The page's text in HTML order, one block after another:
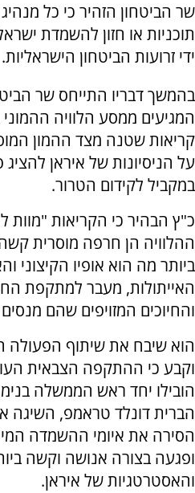
שר הביטחון הזהיר כי כל
תוכניות או חזון להשמדת
ידי זרועות הביטחון הישראליות.
בהמשך דבריו התייחס שר
המגיעים ממסע הלוויה
קריאות שטנה מצד ההמון
על הניסיונות של איראן
במקביל לקידום הטרור.
כ"ץ הבהיר כי הקריאות
ההלוויה הן חרפה מוסרית
ביותר מה הוא אופיו הקיצוני
האייתולות, מעבר למתקפת
והחיוכים המזויפים שהם
הוא שיבח את שיתוף הפעולה
וקבע כי ההתקפה הצבאית
הובילו יחד ראש הממשלה
הברית דונלד טראמפ, השיגה
הסירה את איומי ההשמדה
ופגעה בצורה אנושה וקשה
והאסטרטגיות של איראן.